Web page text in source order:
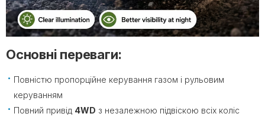
Основні переваги:
Повністю пропорційне керування газом і рульовим
керуванням
Повний привід 4WD з незалежною підвіскою всіх коліс